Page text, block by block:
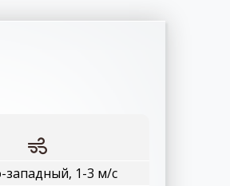
западный, 1-3 м/с